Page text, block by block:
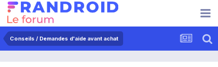
Conseils / Demandes d'aide avant achat